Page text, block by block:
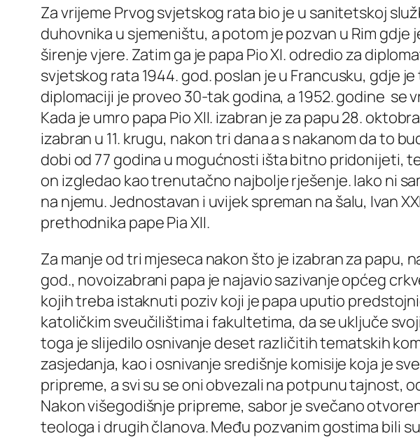
Za vrijeme Prvog svjetskog rata bio je u sanitetskoj
duhovnika u sjemeništu, a potom je pozvan u Rim
širenje vjere. Zatim ga je papa Pio XI. odredio za
svjetskog rata 1944. god. poslan je u Francusku, gdje
diplomaciji je proveo 30-tak godina, a 1952. godine se
Kada je umro papa Pio XII. izabran je za papu 28.
izabran u 11. krugu, nakon tri dana a s nakanom da to
dobi od 77 godina u mogućnosti išta bitno pridonijeti,
on izgledao kao trenutačno najbolje rješenje. Iako ni
na njemu. Jednostavan i uvijek spreman na šalu, Ivan
prethodnika pape Pia XII.
Za manje od tri mjeseca nakon što je izabran za papu,
god., novoizabrani papa je najavio sazivanje općeg
kojih treba istaknuti poziv koji je papa uputio
katoličkim sveučilištima i fakultetima, da se uključe
toga je slijedilo osnivanje deset različitih tematskih
zasjedanja, kao i osnivanje središnje komisije koja je
pripreme, a svi su se oni obvezali na potpunu tajnost,
Nakon višegodišnje pripreme, sabor je svečano
teologa i drugih članova. Među pozvanim gostima bili